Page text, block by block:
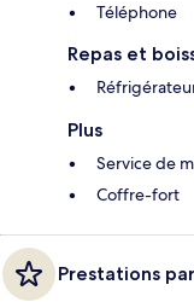
Téléphone
Repas et
Plus
Service de
Coffre-fort
Prestations